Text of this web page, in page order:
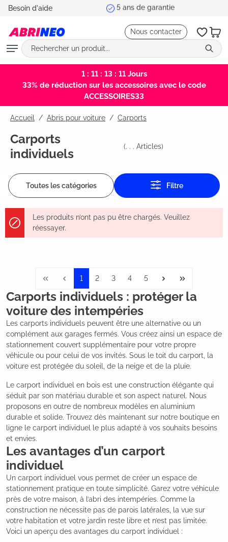
principal
Besoin d'aide 5 ans de garantie
Nous contacter
1 : 11 : 13 : 11Jours
33% de réduction sur les accessoires avec le code
ACCESSOIRES33
Accueil Abris pour voiture / Carports
Carports
individuels
(. . . Articles)
Toutes les catégories Filtre
Les produits n’ont pas pu être chargés. Veuillez
réessayer.
1 2 3 4 5
Carports individuels : protéger la
voiture des intempéries
Les carports individuels peuvent être une alternative ou un
complément aux garages fermés. Vous créez ainsi un espace de
stationnement couvert supplémentaire pour votre propre
véhicule ou pour celui de vos invités. Sous le toit du carport, la
voiture est protégée du soleil, de la neige et de la pluie.
Le carport individuel en bois est une construction élégante qui
séduit par son matériau durable et son aspect naturel. Nous
proposons en outre de nombreux modèles en aluminium
durable et solide. Trouvez dès maintenant sur notre boutique en
ligne le carport individuel le plus adapté à vos souhaits besoins
et envies.
Les avantages d’un carport
individuel
Un carport individuel vous permet de créer un espace de
stationnement pratique en toute simplicité. Garez votre véhicule
près de votre maison, à l’abri des intempéries. Comme la
construction ne nécessite pas de parois latérales, la vue sur
votre habitation et votre jardin reste libre et n’est pas limitée.
Voici un aperçu des avantages du carport individuel :